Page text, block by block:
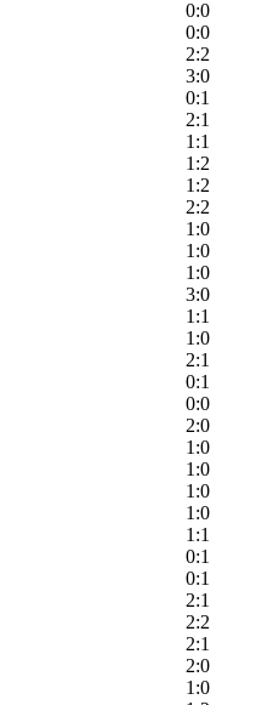
0:0
0:0
2:2
3:0
0:1
2:1
1:1
1:2
1:2
2:2
1:0
1:0
1:0
3:0
1:1
1:0
2:1
0:1
0:0
2:0
1:0
1:0
1:0
1:0
1:1
0:1
0:1
2:1
2:2
2:1
2:0
1:0